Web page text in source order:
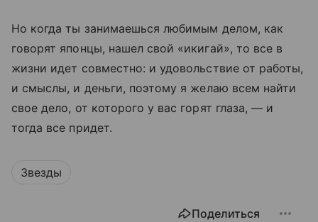
Но когда ты занимаешься любимым делом, как
говорят японцы, нашел свой «икигай», то все в
жизни идет совместно: и удовольствие от работы,
и смыслы, и деньги, поэтому я желаю всем найти
свое дело, от которого у вас горят глаза, — и
тогда все придет.
Звезды
Поделиться